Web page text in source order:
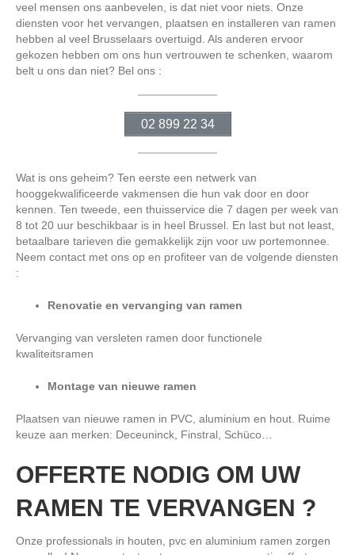
veel mensen ons aanbevelen, is dat niet voor niets. Onze
diensten voor het vervangen, plaatsen en installeren van ramen
hebben al veel Brusselaars overtuigd. Als anderen ervoor
gekozen hebben om ons hun vertrouwen te schenken, waarom
belt u ons dan niet? Bel ons :
02 899 22 34
Wat is ons geheim? Ten eerste een netwerk van
hooggekwalificeerde vakmensen die hun vak door en door
kennen. Ten tweede, een thuisservice die 7 dagen per week van
8 tot 20 uur beschikbaar is in heel Brussel. En last but not least,
betaalbare tarieven die gemakkelijk zijn voor uw portemonnee.
Neem contact met ons op en profiteer van de volgende diensten
:
Renovatie en vervanging van ramen
Vervanging van versleten ramen door functionele
kwaliteitsramen
Montage van nieuwe ramen
Plaatsen van nieuwe ramen in PVC, aluminium en hout. Ruime
keuze aan merken: Deceuninck, Finstral, Schüco…
OFFERTE NODIG OM UW
RAMEN TE VERVANGEN ?
Onze professionals in houten, pvc en aluminium ramen zorgen